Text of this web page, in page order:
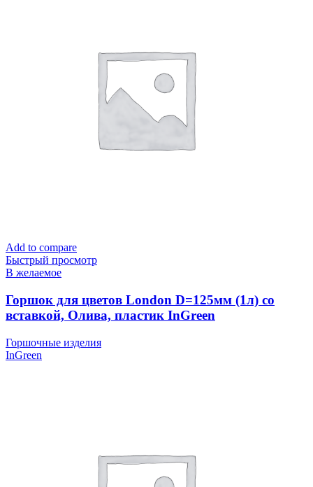
Add to compare
Быстрый просмотр
В желаемое
Горшок для цветов London D=125мм (1л) со
вставкой, Олива, пластик InGreen
Горшочные изделия
InGreen